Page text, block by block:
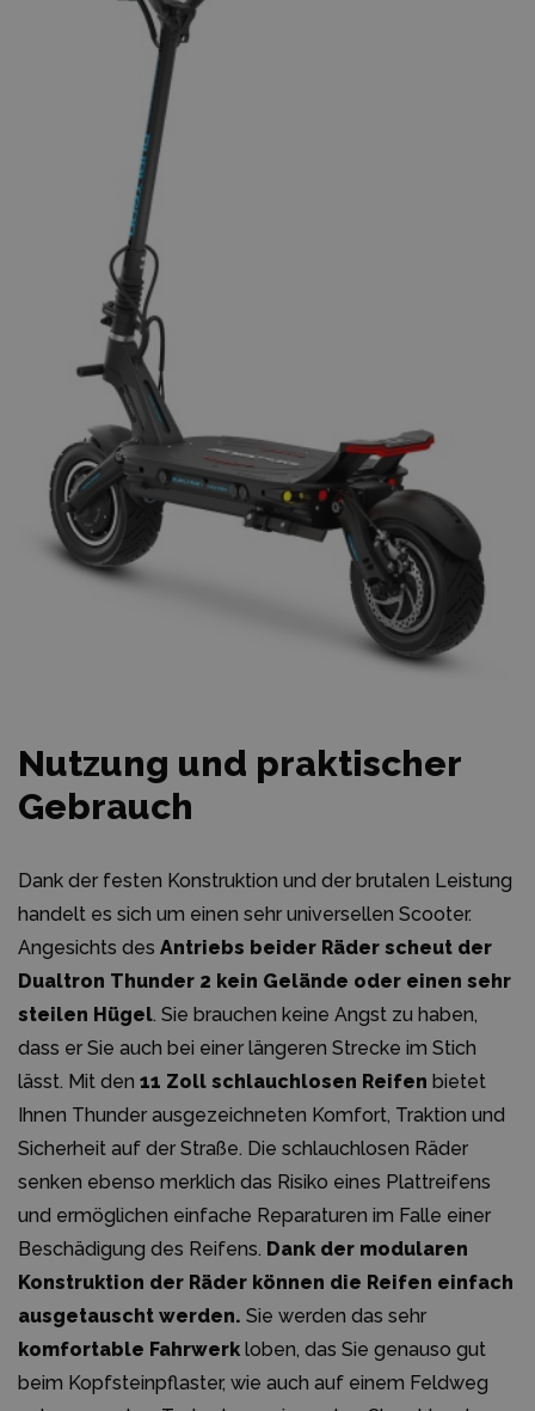
Nutzung und praktischer
Gebrauch
Dank der festen Konstruktion und der brutalen Leistung
handelt es sich um einen sehr universellen Scooter.
Angesichts des Antriebs beider Räder scheut der
Dualtron Thunder 2 kein Gelände oder einen sehr
steilen Hügel. Sie brauchen keine Angst zu haben,
dass er Sie auch bei einer längeren Strecke im Stich
lässt. Mit den 11 Zoll schlauchlosen Reifen bietet
Ihnen Thunder ausgezeichneten Komfort, Traktion und
Sicherheit auf der Straße. Die schlauchlosen Räder
senken ebenso merklich das Risiko eines Plattreifens
und ermöglichen einfache Reparaturen im Falle einer
Beschädigung des Reifens. Dank der modularen
Konstruktion der Räder können die Reifen einfach
ausgetauscht werden. Sie werden das sehr
komfortable Fahrwerk loben, das Sie genauso gut
beim Kopfsteinpflaster, wie auch auf einem Feldweg